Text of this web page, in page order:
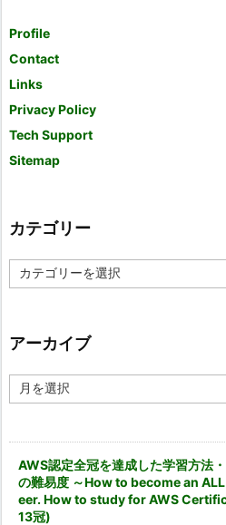
Profile
Contact
Links
Privacy Policy
Tech Support
Sitemap
カテゴリー
テ
ー
アーカイブ
ー
AWS認定全冠を達成した学習方法
の難易度 ～How to become an
eer. How to study for AWS
13冠)